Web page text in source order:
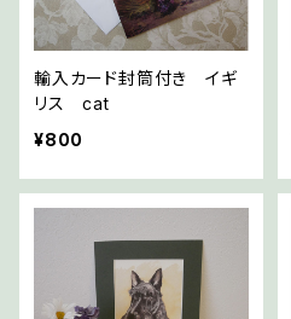
輸入カード封筒付き イギ
リス cat
¥800